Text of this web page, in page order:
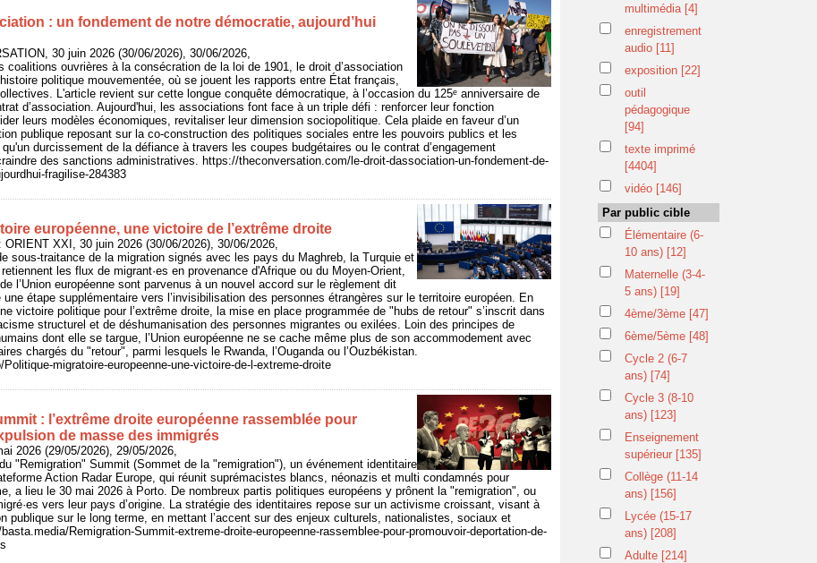
: un fondement de notre démocratie, aujourd’hui
30 juin 2026 (30/06/2026), 30/06/2026,
coalitions ouvrières à la consécration de la loi de 1901, le droit d’association
politique mouvementée, où se jouent les rapports entre État français,
L'article revient sur cette longue conquête démocratique, à l’occasion du 125ᵉ anniversaire de
d’association. Aujourd'hui, les associations font face à un triple défi : renforcer leur fonction
leurs modèles économiques, revitaliser leur dimension sociopolitique. Cela plaide en faveur d’un
publique reposant sur la co-construction des politiques sociales entre les pouvoirs publics et les
durcissement de la défiance à travers les coupes budgétaires ou le contrat d’engagement
des sanctions administratives. https://theconversation.com/le-droit-dassociation-un-fondement-de-
fragilise-284383
européenne, une victoire de l’extrême droite
ORIENT XXI, 30 juin 2026 (30/06/2026), 30/06/2026,
sous-traitance de la migration signés avec les pays du Maghreb, la Turquie et
les flux de migrant·es en provenance d'Afrique ou du Moyen-Orient,
l’Union européenne sont parvenus à un nouvel accord sur le règlement dit
étape supplémentaire vers l’invisibilisation des personnes étrangères sur le territoire européen. En
victoire politique pour l’extrême droite, la mise en place programmée de "hubs de retour" s’inscrit dans
structurel et de déshumanisation des personnes migrantes ou exilées. Loin des principes de
dont elle se targue, l’Union européenne ne se cache même plus de son accommodement avec
chargés du "retour", parmi lesquels le Rwanda, l’Ouganda ou l’Ouzbékistan.
migratoire-europeenne-une-victoire-de-l-extreme-droite
: l’extrême droite européenne rassemblée pour
de masse des immigrés
2026 (29/05/2026), 29/05/2026,
"Remigration" Summit (Sommet de la "remigration"), un événement identitaire
Action Radar Europe, qui réunit suprémacistes blancs, néonazis et multi condamnés pour
a lieu le 30 mai 2026 à Porto. De nombreux partis politiques européens y prônent la "remigration", ou
vers leur pays d’origine. La stratégie des identitaires repose sur un activisme croissant, visant à
publique sur le long terme, en mettant l’accent sur des enjeux culturels, nationalistes, sociaux et
Remigration-Summit-extreme-droite-europeenne-rassemblee-pour-promouvoir-deportation-de-
multimédia [4]
enregistrement
audio [11]
exposition [22]
outil
pédagogique
[94]
texte imprimé
[4404]
vidéo [146]
Par public cible
Élémentaire (6-
10 ans) [12]
Maternelle (3-4-
5 ans) [19]
4ème/3ème [47]
6ème/5ème [48]
Cycle 2 (6-7
ans) [74]
Cycle 3 (8-10
ans) [123]
Enseignement
supérieur [135]
Collège (11-14
ans) [156]
Lycée (15-17
ans) [208]
Adulte [214]